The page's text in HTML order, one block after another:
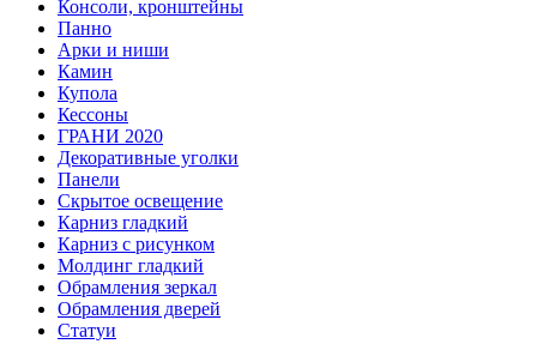
Консоли, кронштейны
Панно
Арки и ниши
Камин
Купола
Кессоны
ГРАНИ 2020
Декоративные уголки
Панели
Скрытое освещение
Карниз гладкий
Карниз с рисунком
Молдинг гладкий
Обрамления зеркал
Обрамления дверей
Статуи